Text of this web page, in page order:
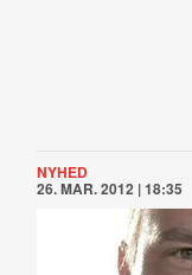
NYHED
26. MAR. 2012 | 18:35